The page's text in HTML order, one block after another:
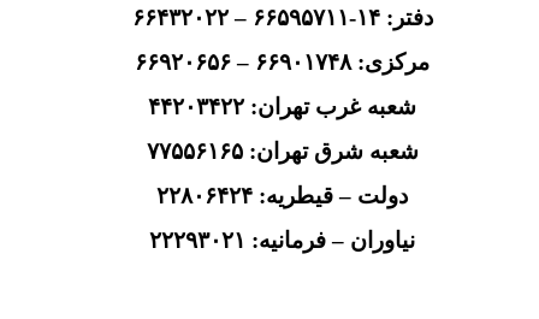
دفتر: ۱۴-۶۶۵۹۵۷۱۱ – ۶۶۴۳۲۰۲۲
مرکزی: ۶۶۹۰۱۷۴۸ – ۶۶۹۲۰۶۵۶
شعبه غرب تهران: ۴۴۲۰۳۴۲۲
شعبه شرق تهران: ۷۷۵۵۶۱۶۵
دولت – قیطریه: ۲۲۸۰۶۴۲۴
نیاوران – فرمانیه: ۲۲۲۹۳۰۲۱